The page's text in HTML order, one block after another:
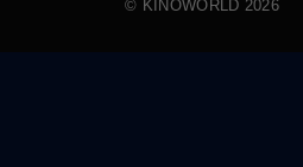
© KINOWORLD 2026